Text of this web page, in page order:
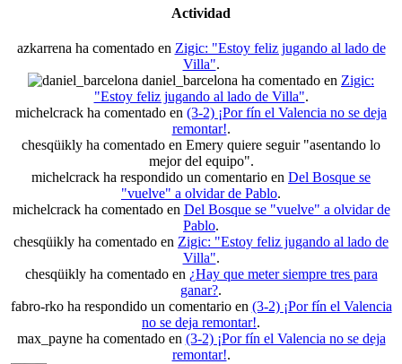
Actividad
azkarrena ha comentado en Zigic: "Estoy feliz jugando al lado de
Villa".
daniel_barcelona ha comentado en Zigic:
"Estoy feliz jugando al lado de Villa".
michelcrack ha comentado en (3-2) ¡Por fín el Valencia no se deja
remontar!.
chesqüikly ha comentado en Emery quiere seguir "asentando lo
mejor del equipo".
michelcrack ha respondido un comentario en Del Bosque se
"vuelve" a olvidar de Pablo.
michelcrack ha comentado en Del Bosque se "vuelve" a olvidar de
Pablo.
chesqüikly ha comentado en Zigic: "Estoy feliz jugando al lado de
Villa".
chesqüikly ha comentado en ¿Hay que meter siempre tres para
ganar?.
fabro-rko ha respondido un comentario en (3-2) ¡Por fín el Valencia
no se deja remontar!.
max_payne ha comentado en (3-2) ¡Por fín el Valencia no se deja
remontar!.